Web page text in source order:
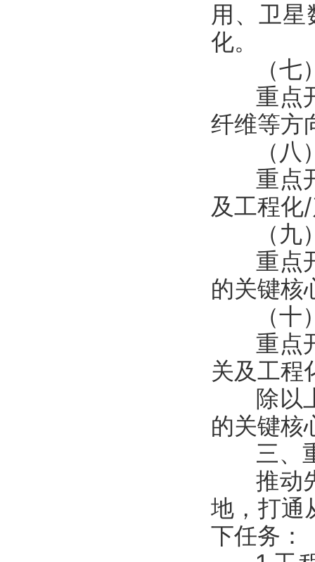
用、卫
化。
（七）
重点开
纤维等方
（八）
重点开
及工程化
（九）
重点开
的关键核
（十）
重点开
关及工程
除以上
的关键核
三、
推动先
地，打通
下任务：